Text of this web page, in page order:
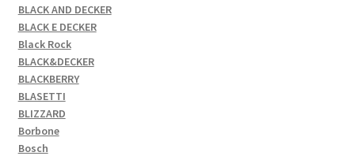
BLACK AND DECKER
BLACK E DECKER
Black Rock
BLACK&DECKER
BLACKBERRY
BLASETTI
BLIZZARD
Borbone
Bosch